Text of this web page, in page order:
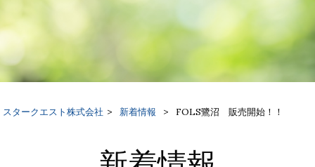
スタークエスト株式会社 > 新着情報 > FOLS鷺沼 販売開始！！